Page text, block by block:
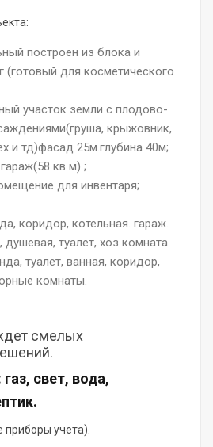
построен из блока и
(готовый для косметического
участок земли с плодово-
крыжовник,
и тд)фасад 25м.глубина 40м;
кв м) ;
для инвентаря;
коридор, котельная. гараж.
душевая, туалет, хоз комната.
туалет, ванная, коридор,
комнаты.
смелых
свет, вода,
учета).